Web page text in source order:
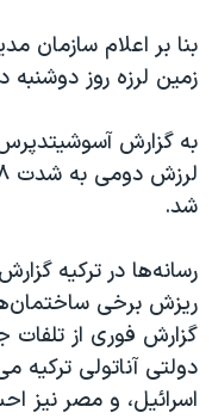
نرگس محمدی برنده
صفحه‌های ویژه
بنا بر اعلام سازمان
زمین لرزه روز
به گزارش
شد.
رسانه‌ها در ترکیه
ریزش برخی
گزارش فوری از
دولتی آناتولی ترکیه
اسرائيل، و مصر نیز